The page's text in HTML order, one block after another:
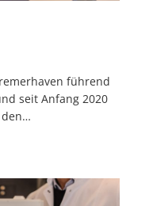
führend
seit Anfang 2020
den…